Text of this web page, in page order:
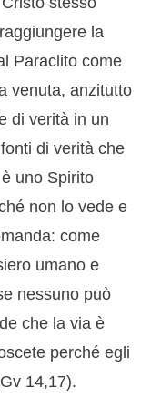
la
Paraclito come
venuta, anzitutto
di verità in un
di verità che
uno Spirito
non lo vede e
come
umano e
nessuno può
che la via è
perché egli
14,17).